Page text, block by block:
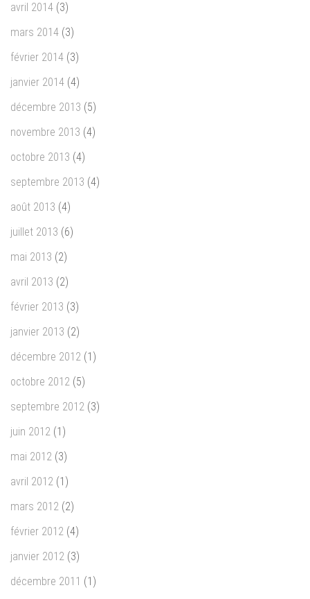
avril 2014 (3)
mars 2014 (3)
février 2014 (3)
janvier 2014 (4)
décembre 2013 (5)
novembre 2013 (4)
octobre 2013 (4)
septembre 2013 (4)
août 2013 (4)
juillet 2013 (6)
mai 2013 (2)
avril 2013 (2)
février 2013 (3)
janvier 2013 (2)
décembre 2012 (1)
octobre 2012 (5)
septembre 2012 (3)
juin 2012 (1)
mai 2012 (3)
avril 2012 (1)
mars 2012 (2)
février 2012 (4)
janvier 2012 (3)
décembre 2011 (1)